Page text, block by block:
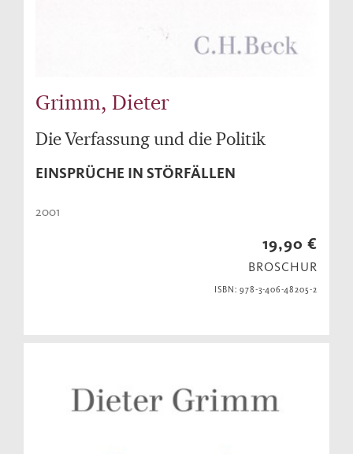
Grimm, Dieter
Die Verfassung und die Politik
EINSPRÜCHE IN STÖRFÄLLEN
2001
19,90 €
BROSCHUR
ISBN: 978-3-406-48205-2